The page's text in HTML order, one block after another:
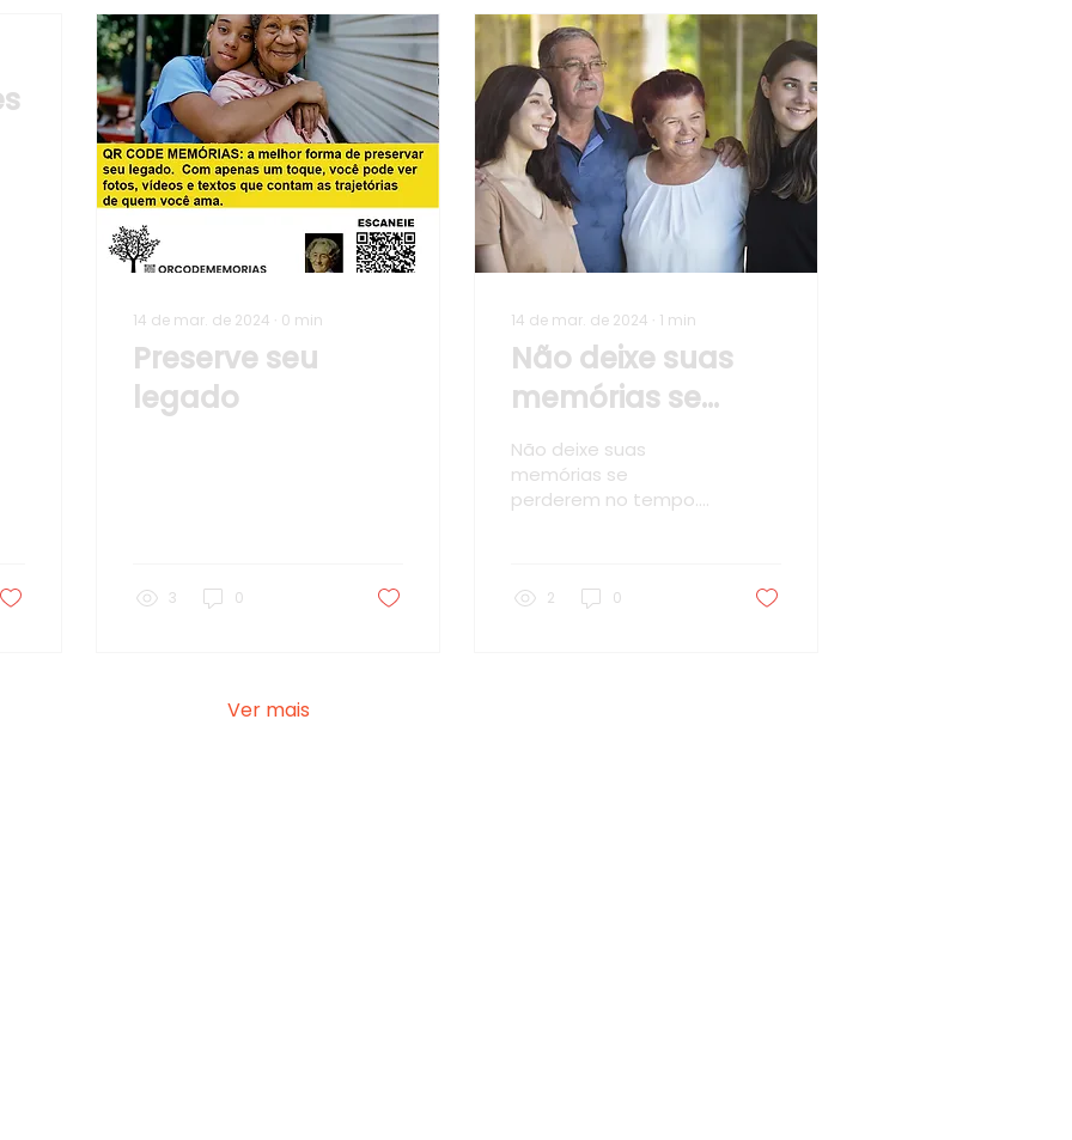
14 de mar. de 2024 ∙ 0 min
Preserve seu
legado
3 0
14 de mar. de 2024 ∙ 1 min
Não deixe suas
memórias se
perderem no
tempo.
Não deixe suas
memórias se
perderem no tempo.
2 0
Ver mais